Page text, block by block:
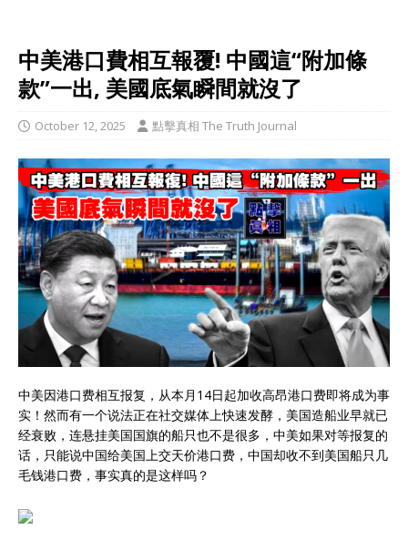
中美港口費相互報覆! 中國這“附加條
款”一出, 美國底氣瞬間就沒了
October 12, 2025 點擊真相 The Truth Journal
中美因港口费相互报复，从本月14日起加收高昂港口费即将成为事
实！然而有一个说法正在社交媒体上快速发酵，美国造船业早就已
经衰败，连悬挂美国国旗的船只也不是很多，中美如果对等报复的
话，只能说中国给美国上交天价港口费，中国却收不到美国船只几
毛钱港口费，事实真的是这样吗？